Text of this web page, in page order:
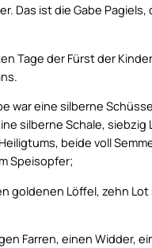
Das ist die Gabe
Tage der Fürst der
war eine silberne
silberne Schale, siebzig
beide voll
Speisopfer;
goldenen Löffel, zehn Lot
Farren, einen Widder,